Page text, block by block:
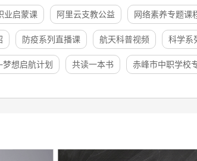
业启蒙课 阿里云支教公益 网络素养专题课
防疫系列直播课 航天科普视频 科学系
梦想启航计划 共读一本书 赤峰市中职学校